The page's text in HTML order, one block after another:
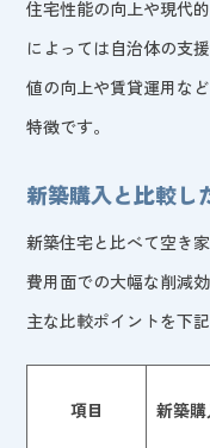
住宅性能の向上や現代
によっては自治体の支
値の向上や賃貸運用な
特徴です。
新築購入と比較し
新築住宅と比べて空き
費用面での大幅な削減効
主な比較ポイントを下
項目 新築